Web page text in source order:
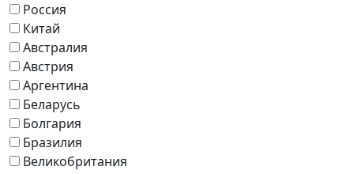
Россия
Китай
Австралия
Австрия
Аргентина
Беларусь
Болгария
Бразилия
Великобритания